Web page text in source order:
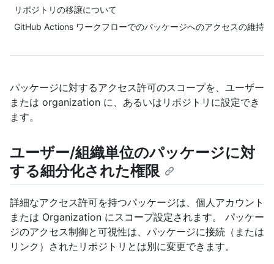
リポジトリの移譲について
GitHub Actions ワークフローでのパッケージへのアクセスの維持
パッケージに対するアクセス許可のスコープを、ユーザー
または organization に、あるいはリポジトリに設定でき
ます。
ユーザー/組織単位のパッケージに対
する細分化された権限
詳細なアクセス許可を持つパッケージは、個人アカウント
または Organization にスコープ設定されます。 パッケー
ジのアクセス制御と可視性は、パッケージに接続（または
リンク）されたリポジトリとは別に変更できます。